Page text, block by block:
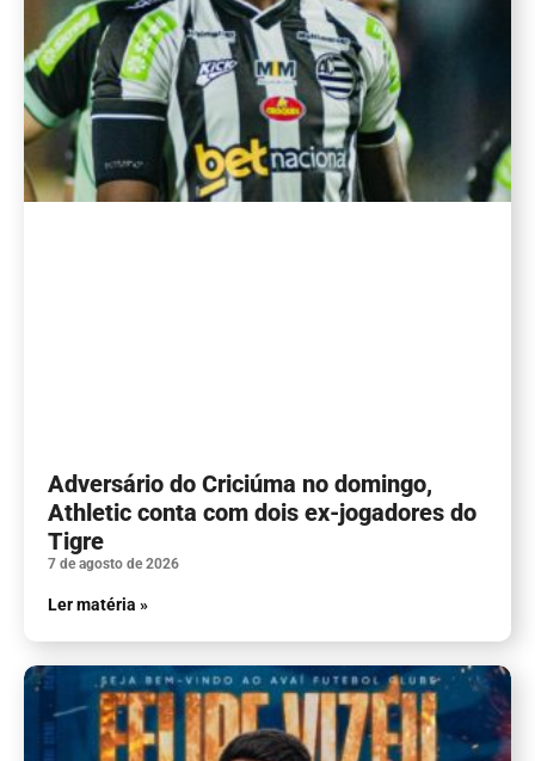
Adversário do Criciúma no domingo,
Athletic conta com dois ex-jogadores do
Tigre
7 de agosto de 2026
Ler matéria »